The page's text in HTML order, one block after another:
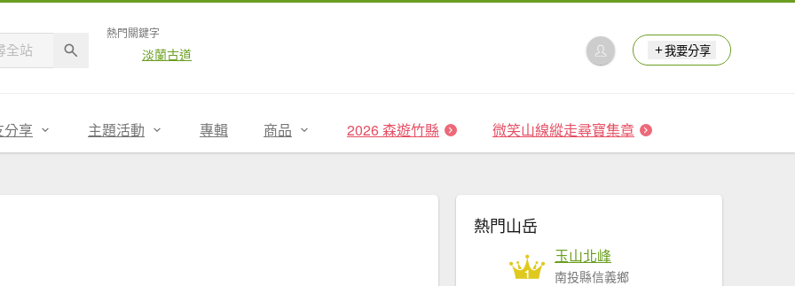
熱門關鍵字
淡蘭古道 我要分享
分享 主題活動 專輯 商品 2026 森遊竹縣 微笑山線縱走尋寶集章
熱門山岳
1
玉山北峰
南投縣信義鄉